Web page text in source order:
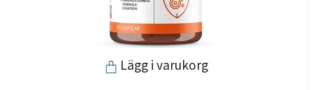
Lägg i varukorg